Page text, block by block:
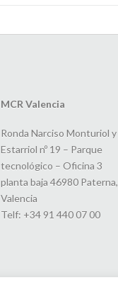
MCR Valencia
Ronda Narciso Monturiol y
Estarriol nº 19 – Parque
tecnológico – Oficina 3
planta baja 46980 Paterna,
Valencia
Telf: +34 91 440 07 00